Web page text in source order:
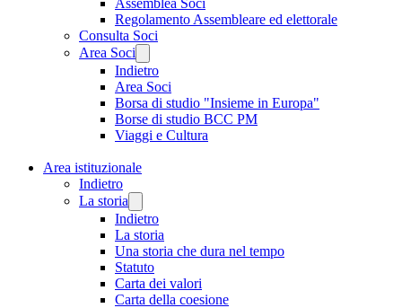
Assemblea Soci
Regolamento Assembleare ed elettorale
Consulta Soci
Area Soci
Indietro
Area Soci
Borsa di studio "Insieme in Europa"
Borse di studio BCC PM
Viaggi e Cultura
Area istituzionale
Indietro
La storia
Indietro
La storia
Una storia che dura nel tempo
Statuto
Carta dei valori
Carta della coesione